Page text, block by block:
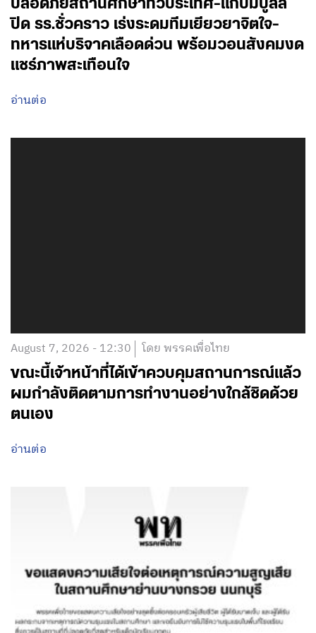
ปลอดภัยสถานศึกษาทั่วประเทศ-แก้ปมบูลลี่
ปิด รร.ชั่วคราว เร่งระดมทีมเยียวยาจิตใจ-
ทหารแห่บริจาคเลือดด่วน พร้อมวอนสังคมงด
แชร์ภาพสะเทือนใจ
อ่านต่อ
August 7, 2026 - 12:30 โดย พรรคเพื่อไทย
ขณะนี้เจ้าหน้าที่ได้เข้าควบคุมสถานการณ์แล้ว
ผมกำลังติดตามการทำงานอย่างใกล้ชิดด้วย
ตนเอง
อ่านต่อ